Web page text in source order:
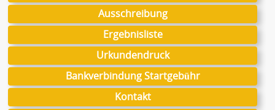
Ausschreibung
Ergebnisliste
Urkundendruck
Bankverbindung Startgebühr
Kontakt